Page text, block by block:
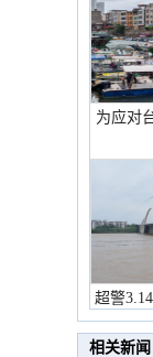
为应对
超警
相关新闻